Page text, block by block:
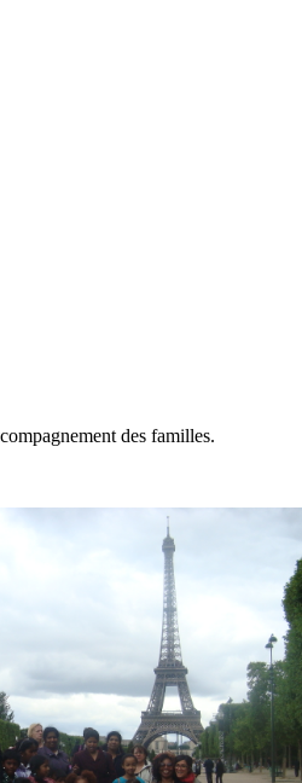
des familles.